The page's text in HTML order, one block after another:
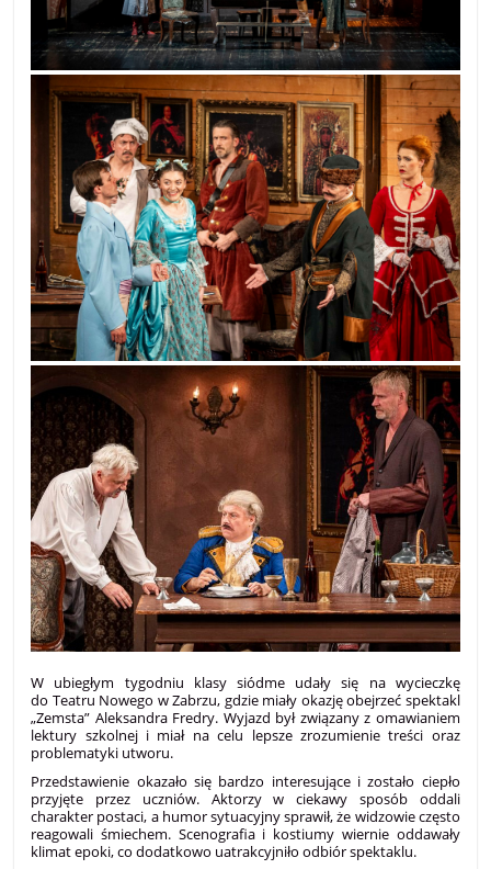
W ubiegłym tygodniu klasy siódme udały się na wycieczkę
do Teatru Nowego w Zabrzu, gdzie miały okazję obejrzeć spektakl
„Zemsta” Aleksandra Fredry. Wyjazd był związany z omawianiem
lektury szkolnej i miał na celu lepsze zrozumienie treści oraz
problematyki utworu.
Przedstawienie okazało się bardzo interesujące i zostało ciepło
przyjęte przez uczniów. Aktorzy w ciekawy sposób oddali
charakter postaci, a humor sytuacyjny sprawił, że widzowie często
reagowali śmiechem. Scenografia i kostiumy wiernie oddawały
klimat epoki, co dodatkowo uatrakcyjniło odbiór spektaklu.